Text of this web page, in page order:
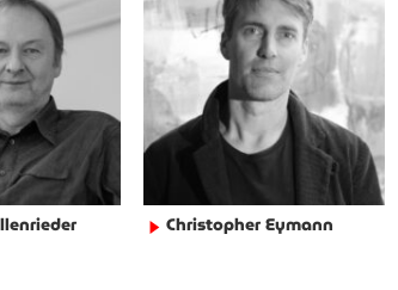
► Christopher Eymann